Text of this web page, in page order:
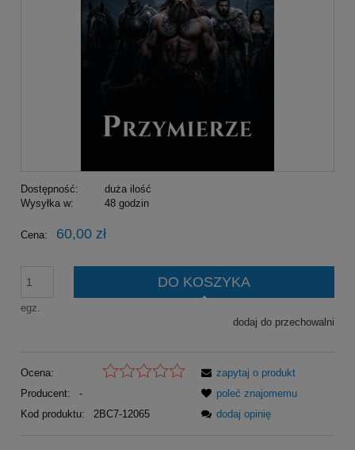
Dostępność:
duża ilość
Wysyłka w:
48 godzin
Cena: 60,00 zł
egz.
DO KOSZYKA
dodaj do przechowalni
Ocena:
Producent:
-
Kod produktu:
2BC7-12065
zapytaj o produkt
poleć znajomemu
dodaj opinię